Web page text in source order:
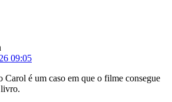
09:05
Carol é um caso em que o filme consegue